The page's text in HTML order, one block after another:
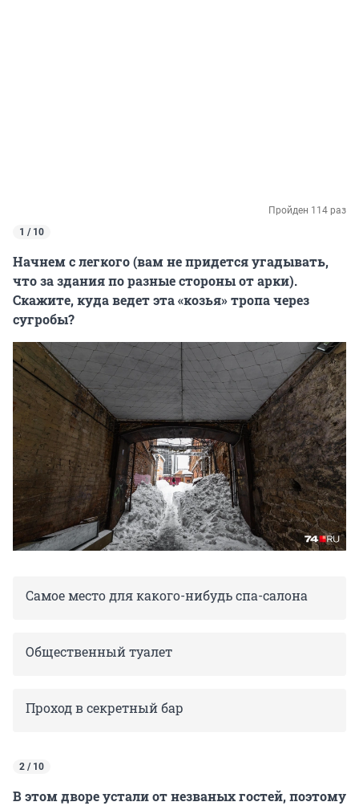
Пройден 114 раз
1 / 10
Начнем с легкого (вам не придется угадывать,
что за здания по разные стороны от арки).
Скажите, куда ведет эта «козья» тропа через
сугробы?
Самое место для какого-нибудь спа-салона
Общественный туалет
Проход в секретный бар
2 / 10
В этом дворе устали от незваных гостей, поэтому